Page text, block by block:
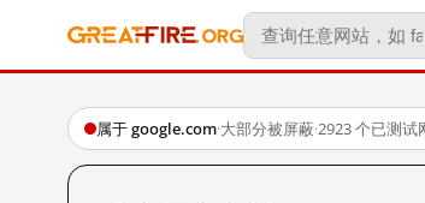
属于 google.com·大部分被屏蔽·2923 个已测试